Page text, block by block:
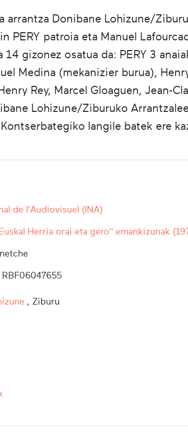
arrantza Donibane Lohizune/
PERY patroia eta Manuel
gizonez osatua da: PERY 3
Medina (mekanizier burua),
Rey, Marcel Gloaguen, Jean-
Lohizune/Ziburuko
langile batek ere
de l'Audiovisuel (INA)
Herria orai eta gero" emankizunak
RBF06047655
, Ziburu